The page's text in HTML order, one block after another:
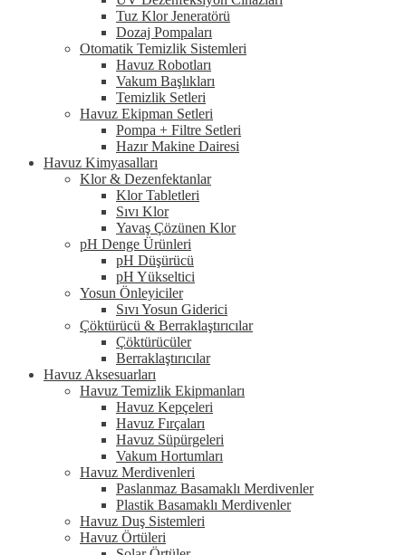
Tuz Klor Jeneratörü
Dozaj Pompaları
Otomatik Temizlik Sistemleri
Havuz Robotları
Vakum Başlıkları
Temizlik Setleri
Havuz Ekipman Setleri
Pompa + Filtre Setleri
Hazır Makine Dairesi
Havuz Kimyasalları
Klor & Dezenfektanlar
Klor Tabletleri
Sıvı Klor
Yavaş Çözünen Klor
pH Denge Ürünleri
pH Düşürücü
pH Yükseltici
Yosun Önleyiciler
Sıvı Yosun Giderici
Çöktürücü & Berraklaştırıcılar
Çöktürücüler
Berraklaştırıcılar
Havuz Aksesuarları
Havuz Temizlik Ekipmanları
Havuz Kepçeleri
Havuz Fırçaları
Havuz Süpürgeleri
Vakum Hortumları
Havuz Merdivenleri
Paslanmaz Basamaklı Merdivenler
Plastik Basamaklı Merdivenler
Havuz Duş Sistemleri
Havuz Örtüleri